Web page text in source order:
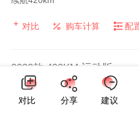
对比 购车计算 配
2020款 490KM 运动版
续航490km
对比 分享 建议